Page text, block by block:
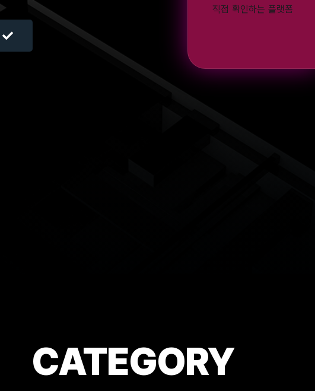
직접 확인하는 플랫폼
CATEGORY